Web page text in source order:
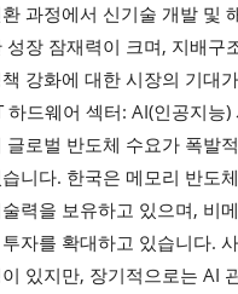
과정에서 신기술 개발 및
성장 잠재력이 크며, 지배구
강화에 대한 시장의 기대
하드웨어 섹터: AI(인공지능)
글로벌 반도체 수요가 폭발
니다. 한국은 메모리 반도
력을 보유하고 있으며, 비
자를 확대하고 있습니다.
있지만, 장기적으로는 AI